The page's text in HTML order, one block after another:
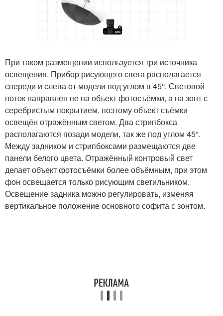
При таком размещении используется три источника
освещения. Прибор рисующего света располагается
спереди и слева от модели под углом в 45°. Световой
поток направлен не на объект фотосъёмки, а на зонт с
серебристым покрытием, поэтому объект съёмки
освещён отражённым светом. Два стрипбокса
располагаются позади модели, так же под углом 45°.
Между задником и стрипбоксами размещаются две
панели белого цвета. Отражённый контровый свет
делает объект фотосъёмки более объёмным, при этом
фон освещается только рисующим светильником.
Освещение задника можно регулировать, изменяя
вертикальное положение основного софита с зонтом.